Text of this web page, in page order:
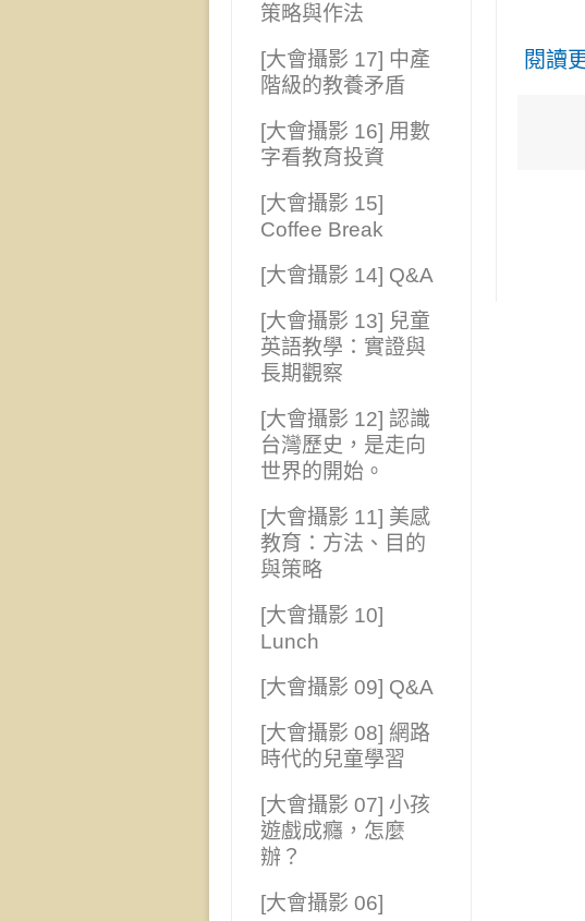
閱讀
策略與作法
[大會攝影 17] 中產
階級的教養矛盾
[大會攝影 16] 用數
字看教育投資
[大會攝影 15]
Coffee Break
[大會攝影 14] Q&A
[大會攝影 13] 兒童
英語教學：實證與
長期觀察
[大會攝影 12] 認識
台灣歷史，是走向
世界的開始。
[大會攝影 11] 美感
教育：方法、目的
與策略
[大會攝影 10]
Lunch
[大會攝影 09] Q&A
[大會攝影 08] 網路
時代的兒童學習
[大會攝影 07] 小孩
遊戲成癮，怎麼
辦？
[大會攝影 06]